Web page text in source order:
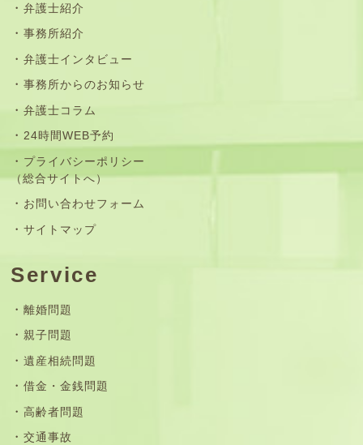
弁護士紹介
事務所紹介
弁護士インタビュー
事務所からのお知らせ
弁護士コラム
24時間WEB予約
プライバシーポリシー
（総合サイトへ）
お問い合わせフォーム
サイトマップ
Service
離婚問題
親子問題
遺産相続問題
借金・金銭問題
高齢者問題
交通事故